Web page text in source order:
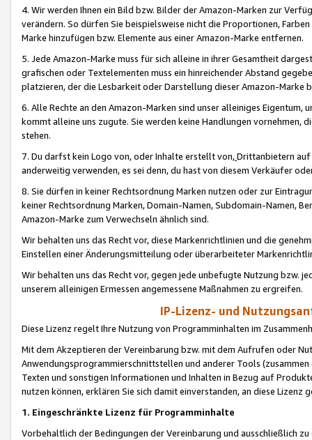
4. Wir werden Ihnen ein Bild bzw. Bilder der Amazon-Marken zur
verändern. So dürfen Sie beispielsweise nicht die Proportionen,
Marke hinzufügen bzw. Elemente aus einer Amazon-Marke entfernen.
5. Jede Amazon-Marke muss für sich alleine in ihrer Gesamtheit
grafischen oder Textelementen muss ein hinreichender Abstand
platzieren, der die Lesbarkeit oder Darstellung dieser Amazon-Marke
6. Alle Rechte an den Amazon-Marken sind unser alleiniges
kommt alleine uns zugute. Sie werden keine Handlungen vornehmen,
stehen.
7. Du darfst kein Logo von, oder Inhalte erstellt von,Drittanbietern auf
anderweitig verwenden, es sei denn, du hast von diesem Verkäufer
8. Sie dürfen in keiner Rechtsordnung Marken nutzen oder zur
keiner Rechtsordnung Marken, Domain-Namen, Subdomain-Namen,
Amazon-Marke zum Verwechseln ähnlich sind.
Wir behalten uns das Recht vor, diese Markenrichtlinien und die
Einstellen einer Änderungsmitteilung oder überarbeiteter
Wir behalten uns das Recht vor, gegen jede unbefugte Nutzung bzw.
unserem alleinigen Ermessen angemessene Maßnahmen zu ergreifen.
IP-Lizenz- und
Diese Lizenz regelt Ihre Nutzung von Programminhalten im
Mit dem Akzeptieren der Vereinbarung bzw. mit dem Aufrufen oder
Anwendungsprogrammierschnittstellen und anderer Tools (zusammen
Texten und sonstigen Informationen und Inhalten in Bezug auf
nutzen können, erklären Sie sich damit einverstanden, an diese Lizenz
1. Eingeschränkte Lizenz für Programminhalte
Vorbehaltlich der Bedingungen der Vereinbarung und ausschließlich